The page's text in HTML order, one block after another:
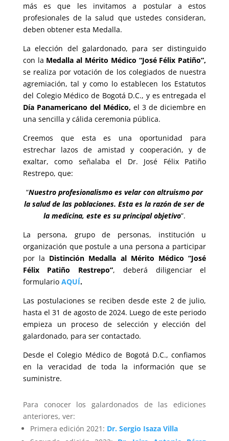
más es que les invitamos a postular a estos
profesionales de la salud que ustedes consideran,
deben obtener esta Medalla.
La elección del galardonado, para ser distinguido
con la Medalla al Mérito Médico “José Félix Patiño”,
se realiza por votación de los colegiados de nuestra
agremiación, tal y como lo establecen los Estatutos
del Colegio Médico de Bogotá D.C., y es entregada el
Día Panamericano del Médico, el 3 de diciembre en
una sencilla y cálida ceremonia pública.
Creemos que esta es una oportunidad para
estrechar lazos de amistad y cooperación, y de
exaltar, como señalaba el Dr. José Félix Patiño
Restrepo, que:
“Nuestro profesionalismo es velar con altruismo por
la salud de las poblaciones.Esta es la razón de ser de
la medicina, este es su principal objetivo”.
La persona, grupo de personas, institución u
organización que postule a una persona a participar
por la Distinción Medalla al Mérito Médico “José
Félix Patiño Restrepo”, deberá diligenciar el
formulario AQUÍ.
Las postulaciones se reciben desde este 2 de julio,
hasta el 31 de agosto de 2024. Luego de este periodo
empieza un proceso de selección y elección del
galardonado, para ser contactado.
Desde el Colegio Médico de Bogotá D.C., confiamos
en la veracidad de toda la información que se
suministre.
Para conocer los galardonados de las ediciones
anteriores, ver:
Primera edición 2021: Dr. Sergio Isaza Villa